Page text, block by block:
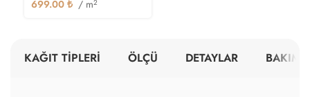
699.00 ₺ / m2
KAĞIT TİPLERİ ÖLÇÜ DETAYLAR BAKIM